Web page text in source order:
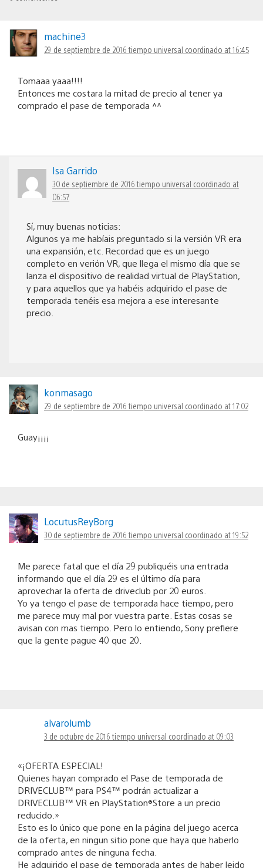
machine3
29 de septiembre de 2016 tiempo universal coordinado at 16:45
Tomaaa yaaa!!!!
Entonces me costara la mitad de precio al tener ya
comprado el pase de temporada ^^
Isa Garrido
30 de septiembre de 2016 tiempo universal coordinado at
06:57
Sí, muy buenas noticias:
Algunos ya me habíais preguntado si la versión VR era
una expansión, etc. Recordad que es un juego
completo en verión VR, que llega el mismo día que se
lanza el dispositivo de realidad virtual de PlayStation,
y para aquellos que ya habéis adquirido el pase de
temporada tenéis esa mejora a ese interesante
precio.
konmasago
29 de septiembre de 2016 tiempo universal coordinado at 17:02
Guay¡¡¡¡
LocutusReyBorg
30 de septiembre de 2016 tiempo universal coordinado at 19:52
Me parece fatal que el día 29 publiquéis una entrada
informando que el día 29 es el último día para
aprovechar la oferta de driveclub por 20 euros.
Yo ya tengo el pase de temporada hace tiempo, pero
me parece muy mal por vuestra parte. Estas cosas se
avisan con mas tiempo. Pero lo entiendo, Sony prefiere
que la gente pague 40 que 20.
alvarolumb
3 de octubre de 2016 tiempo universal coordinado at 09:03
«¡OFERTA ESPECIAL!
Quienes hayan comprado el Pase de temporada de
DRIVECLUB™ para PS4™ podrán actualizar a
DRIVECLUB™ VR en PlayStation®Store a un precio
reducido.»
Esto es lo único que pone en la página del juego acerca
de la oferta, en ningun sitio pone que haya que haberlo
comprado antes de ninguna fecha.
He adquirido el pase de temporada antes de haber leido